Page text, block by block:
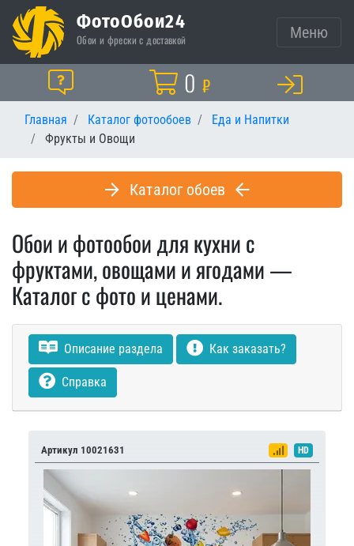
ФотоОбои24
Обои и фрески с доставкой Меню
Помощь Корзина
0 ₽
Главная Каталог фотообоев
Еда и Напитки
Фрукты и Овощи
Каталог обоев
Обои и фотообои для кухни с
фруктами, овощами и ягодами —
Каталог с фото и ценами.
Описание раздела Как заказать?
Справка
Артикул 10021631 HD